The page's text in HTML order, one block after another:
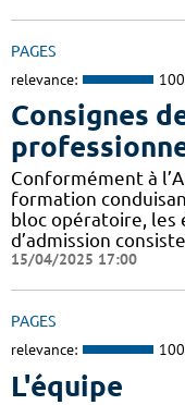
PAGES
relevance:
Consignes
Conformément à
formation
bloc opératoire, les
d’admission
15/04/2025 17:00
PAGES
relevance:
L'équipe